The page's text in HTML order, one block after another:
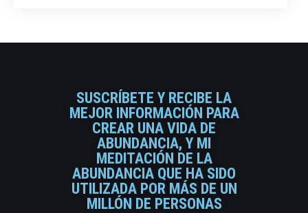
SUSCRÍBETE Y RECIBE LA
MEJOR INFORMACIÓN PARA
CREAR UNA VIDA DE
ABUNDANCIA, Y MI
MEDITACIÓN DE LA
ABUNDANCIA QUE HA SIDO
UTILIZADA POR MÁS DE UN
MILLÓN DE PERSONAS